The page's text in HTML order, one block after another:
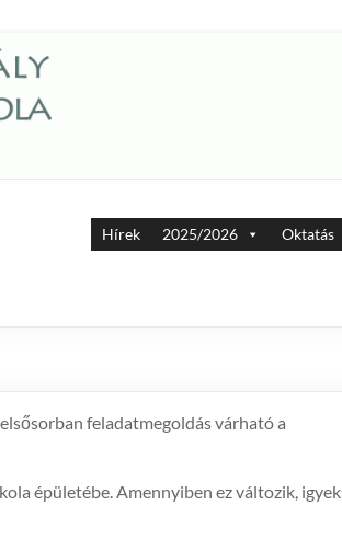
Hírek 2025/2026 Oktatás
feladatmegoldás várható a
épületébe. Amennyiben ez változik,